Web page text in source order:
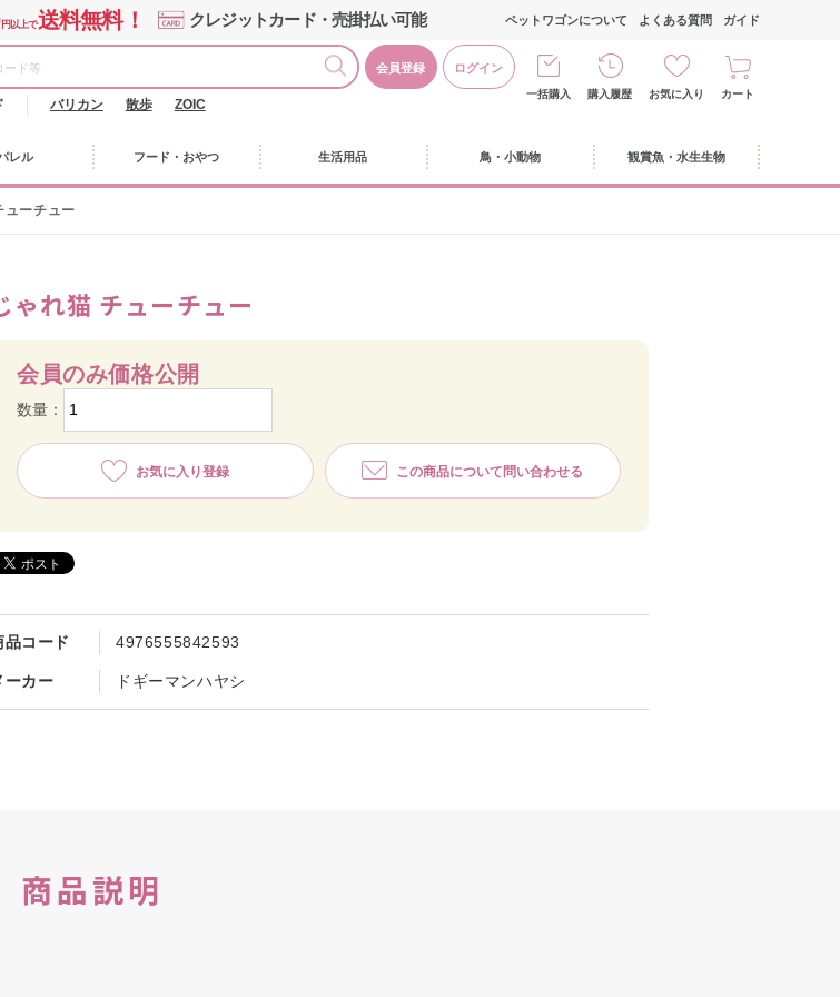
円以上で送料無料！ クレジットカード・売掛払い可能
会員登録 ログイン
バリカン 散歩 ZOIC
ペットワゴンについて よくある質問 ガイド
一括購入 購入履歴 お気に入り カート
レル フード・おやつ 生活用品 鳥・小動物 観賞魚・水生生物
ューチュー
ゃれ猫 チューチュー
品コード 4976555842593
ーカー ドギーマンハヤシ
会員のみ価格公開
数量：
お気に入り登録 この商品について問い合わせる
商品説明